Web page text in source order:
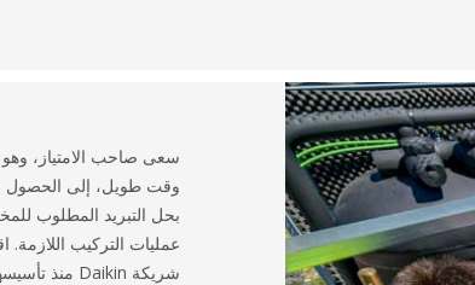
وقت طويل، إلى الحصول